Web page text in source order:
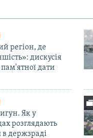
регіон, де
дискусія
дати
Як у
розглядають
держзраді